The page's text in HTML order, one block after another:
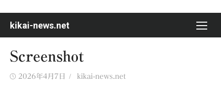
content
kikai-news.net
Screenshot
Posted
2026年4月7日 Author
kikai-news.net